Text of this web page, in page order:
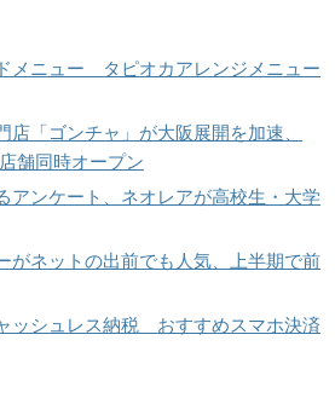
メニュー タピオカアレンジメニュー
店「ゴンチャ」が大阪展開を加速、
舗同時オープン
アンケート、ネオレアが高校生・大学
がネットの出前でも人気、上半期で前
ッシュレス納税 おすすめスマホ決済